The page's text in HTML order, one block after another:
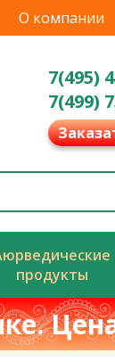
О компании
7(495)
7(499)
продукты